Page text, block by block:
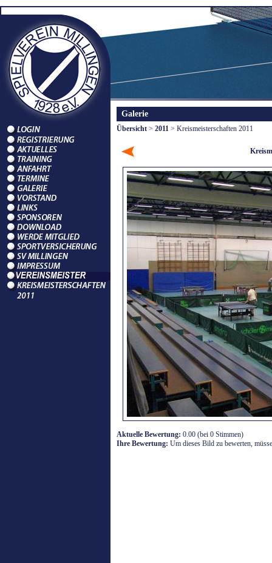
Galerie
Übersicht > 2011 > Kreismeisterschaften 2011
Aktuelle Bewertung: 0.00 (bei 0 Stimmen)
Ihre Bewertung: Um dieses Bild zu bewerten,